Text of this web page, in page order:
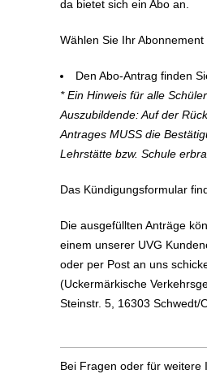
da bietet sich ein Abo an.
Wählen Sie Ihr Abonnement
Den Abo-Antrag finden
* Ein Hinweis für alle
Auszubildende: Auf der
Antrages MUSS die
Lehrstätte bzw. Schule
Das Kündigungsformular
Die ausgefüllten Anträge
einem unserer UVG
oder per Post an uns
(Uckermärkische
Steinstr. 5, 16303 Schwedt/
Bei Fragen oder für weitere